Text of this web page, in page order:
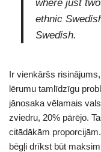
where just
ethnic
Swedish.
Ir vienkāršs
lērumu tamlīdzīgu
jānosaka vēlamais
zviedru, 20% pārējo.
citādākām
bēgļi drīkst būt